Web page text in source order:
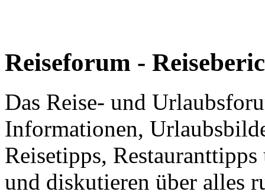
Reiseforum -
Das Reise- und
Informationen,
Reisetipps,
und diskutieren über alles